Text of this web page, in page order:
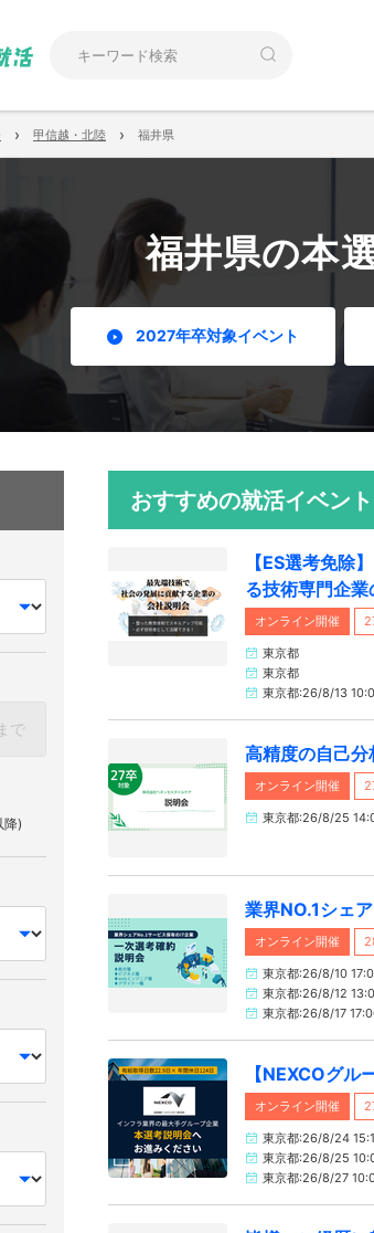
› 甲信越・北陸 › 福井県
福井県の本
2027年卒対象イベント
降)
おすすめの就活イベント
【ES選考免除
る技術専門企
オンライン開催
東京都
東京都
東京都:26/8/13
高精度の自己分
オンライン開催
東京都:26/8/25
業界NO.1シェ
オンライン開催
東京都:26/8/10
東京都:26/8/12
東京都:26/8/17
【NEXCOグ
オンライン開催
東京都:26/8/24
東京都:26/8/25
東京都:26/8/27